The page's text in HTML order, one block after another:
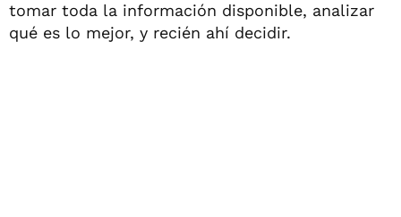
tomar toda la información disponible, analizar
qué es lo mejor, y recién ahí decidir.